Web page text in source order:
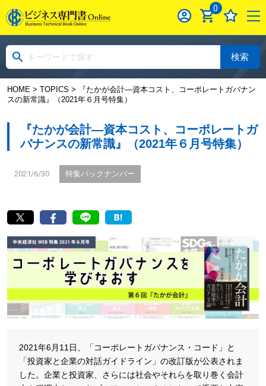
0
検索
HOME> TOPICS > 『たかが会計―資本コスト、コーポレートガバナン
スの新常識』（2021年６月号特集）
『たかが会計―資本コスト、コーポレートガ
バナンスの新常識』（2021年６月号特集）
2021/6/30 特集バックナンバー
2021年6月11日、「コーポレートガバナンス・コード」と
「投資家と企業の対話ガイドライン」の改訂版が公表されま
した。企業と投資家、さらには社会やそれらを取り巻く会計